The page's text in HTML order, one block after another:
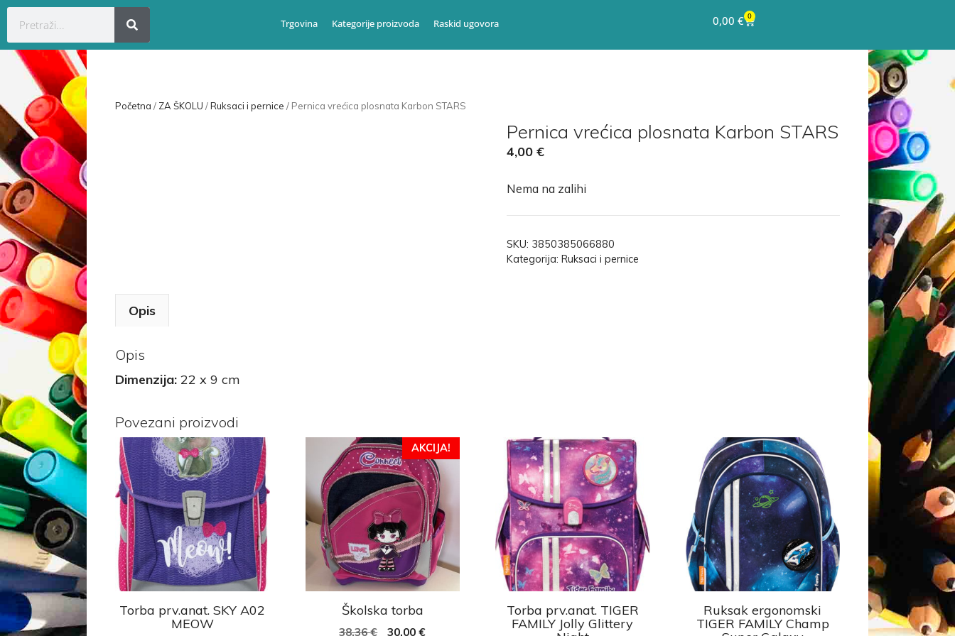
Trgovina Kategorije proizvoda Raskid ugovora 0,00€ 0
Početna / ZA ŠKOLU /Ruksaci i pernice / Pernica vrećica plosnata Karbon STARS
Pernica vrećica plosnata Karbon STARS
4,00 €
Nema na zalihi
SKU: 3850385066880
Kategorija: Ruksaci i pernice
Opis
Opis
Dimenzija: 22 x 9 cm
Povezani proizvodi
Torba prv.anat. SKY A02
MEOW
AKCIJA!
Školska torba
38,36€ 30,00€
Torba prv.anat. TIGER
FAMILY Jolly Glittery
Ruksak ergonomski
TIGER FAMILY Champ